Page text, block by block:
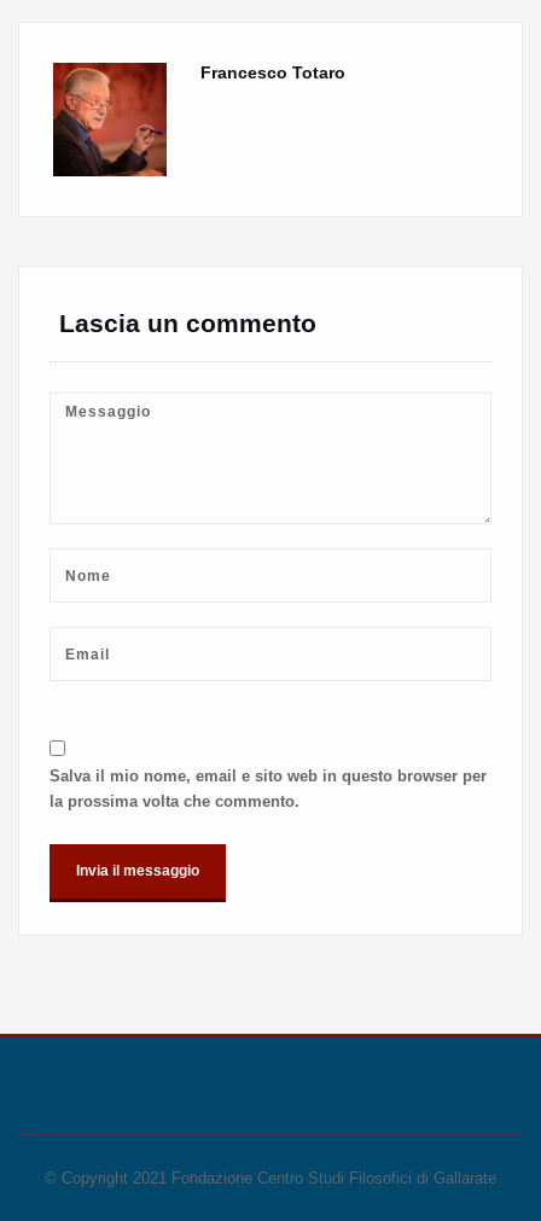
Francesco Totaro
Lascia un commento
Salva il mio nome, email e sito web in questo browser per
la prossima volta che commento.
© Copyright 2021 Fondazione Centro Studi Filosofici di Gallarate